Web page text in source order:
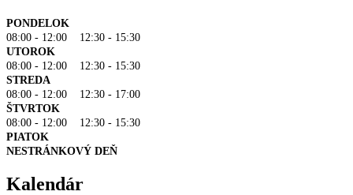
PONDELOK
08:00 - 12:00 12:30 - 15:30
UTOROK
08:00 - 12:00 12:30 - 15:30
STREDA
08:00 - 12:00 12:30 - 17:00
ŠTVRTOK
08:00 - 12:00 12:30 - 15:30
PIATOK
NESTRÁNKOVÝ DEŇ
Kalendár